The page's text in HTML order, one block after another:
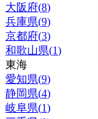
大阪府(8)
兵庫県(9)
京都府(3)
和歌山県(1)
東海
愛知県(9)
静岡県(4)
岐阜県(1)